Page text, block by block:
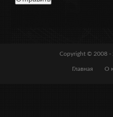
Copyright © 2008 -
Главная О